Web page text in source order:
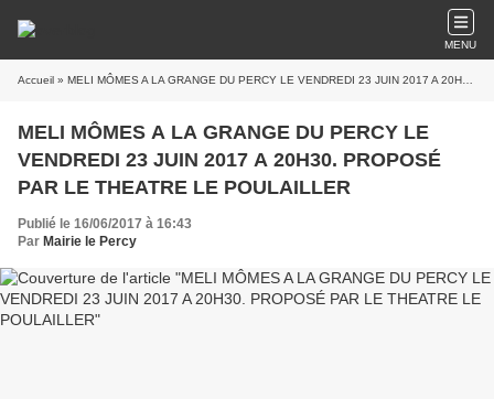
MENU
Accueil » MELI MÔMES A LA GRANGE DU PERCY LE VENDREDI 23 JUIN 2017 A 20H30. PROPOSÉ PAR LE THEATRE LE POULAILLER
MELI MÔMES A LA GRANGE DU PERCY LE
VENDREDI 23 JUIN 2017 A 20H30. PROPOSÉ
PAR LE THEATRE LE POULAILLER
Publié le 16/06/2017 à 16:43
Par Mairie le Percy